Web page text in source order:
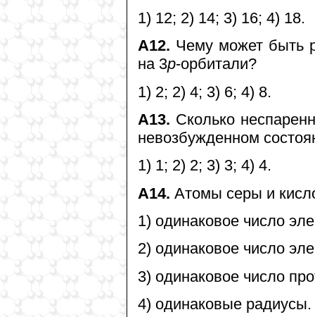
1) 12; 2) 14; 3) 16; 4) 18.
А12. Чему может быть
на 3p-орбитали?
1) 2; 2) 4; 3) 6; 4) 8.
А13. Сколько
невозбужденном
1) 1; 2) 2; 3) 3; 4) 4.
А14. Атомы серы и
1) одинаковое число
2) одинаковое число
3) одинаковое число
4) одинаковые радиусы.